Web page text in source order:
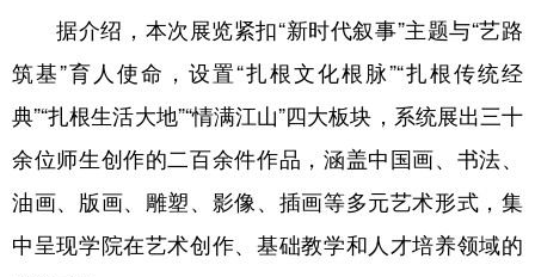
据介绍，本次展览紧扣“新时代叙事”主题与“艺路
筑基”育人使命，设置“扎根文化根脉”“扎根传统经
典”“扎根生活大地”“情满江山”四大板块，系统展出三十
余位师生创作的二百余件作品，涵盖中国画、书法、
油画、版画、雕塑、影像、插画等多元艺术形式，集
中呈现学院在艺术创作、基础教学和人才培养领域的